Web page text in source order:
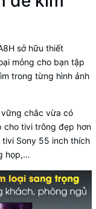
sở hữu thiết
mỏng cho bạn tập
trong từng hình ảnh
chắc vừa có
cho tivi trông đẹp hơn
Sony 55 inch thích
họp,…